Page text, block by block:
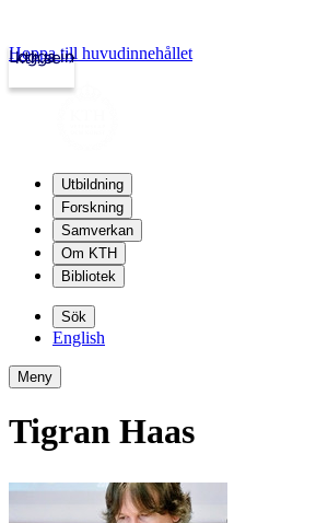
kth.se
Logga in
Hoppa till huvudinnehållet
Utbildning
Forskning
Samverkan
Om KTH
Bibliotek
Sök
English
Meny
Tigran Haas